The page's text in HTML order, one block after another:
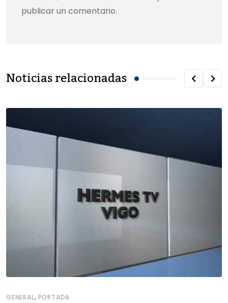
publicar un comentario.
Noticias relacionadas
GENERAL, PORTADA